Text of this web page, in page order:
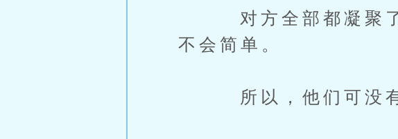
对方全部都凝聚了
不会简单。
所以，他们可没有